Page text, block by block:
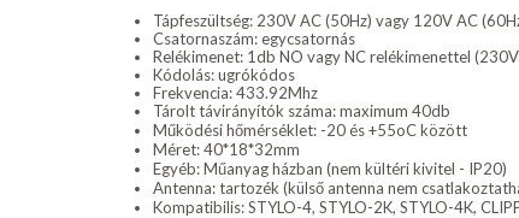
Tápfeszültség: 230V AC (50Hz) vagy 120V AC
Csatornaszám: egycsatornás
Relékimenet: 1db NO vagy NC relékimenettel
Kódolás: ugrókódos
Frekvencia: 433.92Mhz
Tárolt távirányítók száma: maximum 40db
Működési hőmérséklet: -20 és +55oC között
Méret: 40*18*32mm
Egyéb: Műanyag házban (nem kültéri kivitel - IP20)
Antenna: tartozék (külső antenna nem
Kompatibilis: STYLO-4, STYLO-2K, STYLO-4K,